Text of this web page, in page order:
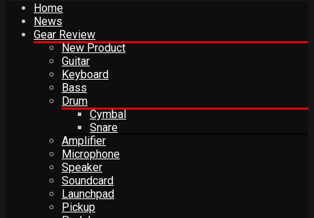
Home
News
Gear Review
New Product
Guitar
Keyboard
Bass
Drum
Cymbal
Snare
Amplifier
Microphone
Speaker
Soundcard
Launchpad
Pickup